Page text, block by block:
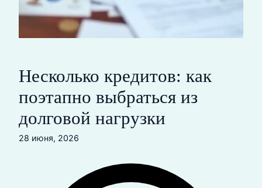
Несколько кредитов: как
поэтапно выбраться из
долговой нагрузки
28 июня, 2026